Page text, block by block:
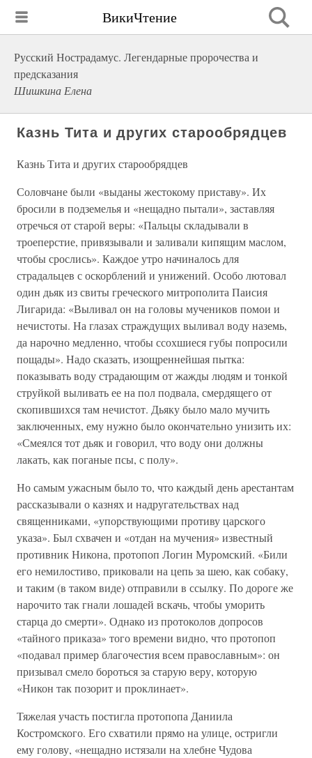
ВикиЧтение
Русский Нострадамус. Легендарные пророчества и
предсказания
Шишкина Елена
Казнь Тита и других старообрядцев
Казнь Тита и других старообрядцев
Соловчане были «выданы жестокому приставу». Их
бросили в подземелья и «нещадно пытали», заставляя
отречься от старой веры: «Пальцы складывали в
троеперстие, привязывали и заливали кипящим маслом,
чтобы срослись». Каждое утро начиналось для
страдальцев с оскорблений и унижений. Особо лютовал
один дьяк из свиты греческого митрополита Паисия
Лигарида: «Выливал он на головы мучеников помои и
нечистоты. На глазах страждущих выливал воду наземь,
да нарочно медленно, чтобы ссохшиеся губы попросили
пощады». Надо сказать, изощреннейшая пытка:
показывать воду страдающим от жажды людям и тонкой
струйкой выливать ее на пол подвала, смердящего от
скопившихся там нечистот. Дьяку было мало мучить
заключенных, ему нужно было окончательно унизить их:
«Смеялся тот дьяк и говорил, что воду они должны
лакать, как поганые псы, с полу».
Но самым ужасным было то, что каждый день арестантам
рассказывали о казнях и надругательствах над
священниками, «упорствующими противу царского
указа». Был схвачен и «отдан на мучения» известный
противник Никона, протопоп Логин Муромский. «Били
его немилостиво, приковали на цепь за шею, как собаку,
и таким (в таком виде) отправили в ссылку. По дороге же
нарочито так гнали лошадей вскачь, чтобы уморить
старца до смерти». Однако из протоколов допросов
«тайного приказа» того времени видно, что протопоп
«подавал пример благочестия всем православным»: он
призывал смело бороться за старую веру, которую
«Никон так позорит и проклинает».
Тяжелая участь постигла протопопа Даниила
Костромского. Его схватили прямо на улице, остригли
ему голову, «нещадно истязали на хлебне Чудова